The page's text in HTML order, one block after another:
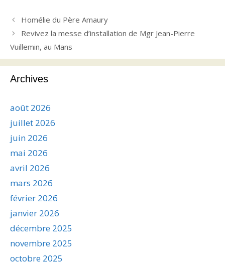
Homélie du Père Amaury
Revivez la messe d’installation de Mgr Jean-Pierre
Vuillemin, au Mans
Archives
août 2026
juillet 2026
juin 2026
mai 2026
avril 2026
mars 2026
février 2026
janvier 2026
décembre 2025
novembre 2025
octobre 2025